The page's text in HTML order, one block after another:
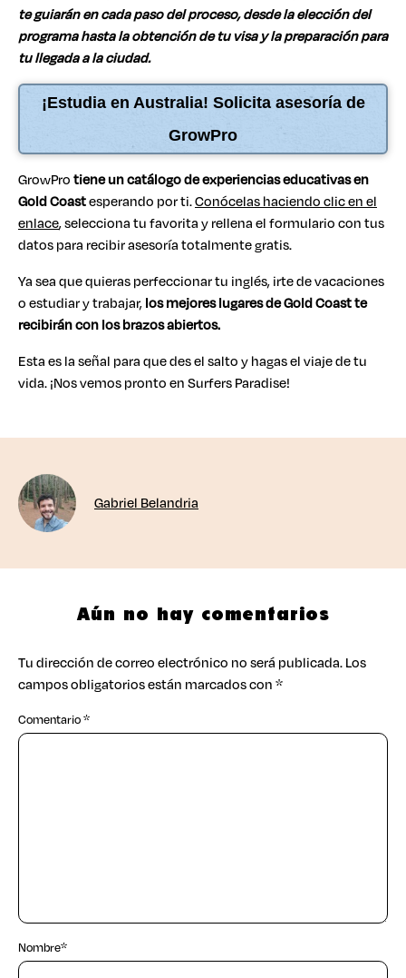
te guiarán en cada paso del proceso, desde la elección del
programa hasta la obtención de tu visa y la preparación para
tu llegada a la ciudad.
¡Estudia en Australia! Solicita asesoría de
GrowPro
GrowProtiene un catálogo de experiencias educativas en
Gold Coastesperando por ti.Conócelas haciendo clic en el
enlace, selecciona tu favorita y rellena el formulario con tus
datos para recibir asesoría totalmente gratis.
Ya sea que quieras perfeccionar tu inglés, irte de vacaciones
o estudiar y trabajar,los mejores lugares de Gold Coast te
recibirán con los brazos abiertos.
Esta es la señal para que des el salto y hagas el viaje de tu
vida. ¡Nos vemos pronto en Surfers Paradise!
Gabriel Belandria
Aún no hay comentarios
Tu dirección de correo electrónico no será publicada.Los
campos obligatorios están marcados con*
Comentario*
Nombre*